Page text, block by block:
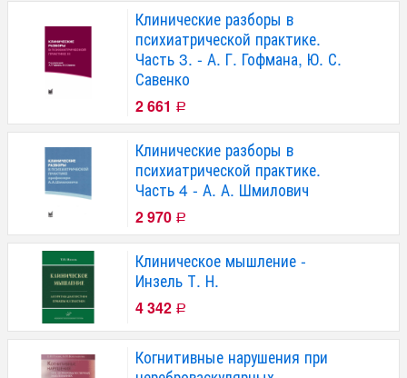
Клинические разборы в
психиатрической практике.
Часть 3. - А. Г. Гофмана, Ю. С.
Савенко
2 661 Р
Клинические разборы в
психиатрической практике.
Часть 4 - А. А. Шмилович
2 970 Р
Клиническое мышление -
Инзель Т. Н.
4 342 Р
Когнитивные нарушения при